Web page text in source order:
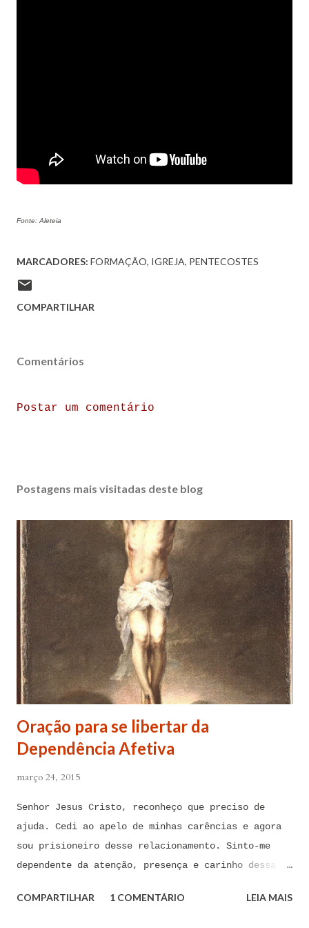
Fonte: Aleteia
MARCADORES: FORMAÇÃO IGREJA PENTECOSTES
COMPARTILHAR
Comentários
Postar um comentário
Postagens mais visitadas deste blog
Oração para se libertar da
Dependência Afetiva
março 24, 2015
Senhor Jesus Cristo, reconheço que preciso de
ajuda. Cedi ao apelo de minhas carências e agora
sou prisioneiro desse relacionamento. Sinto-me
dependente da atenção, presença e carinho dessa
para me libertar da influência dessas tentações. A
COMPARTILHAR 1 COMENTÁRIO LEIA MAIS